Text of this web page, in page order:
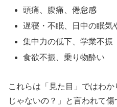
頭痛、腹痛、倦怠感
遅寝・不眠、日中の眠気
集中力の低下、学業不振
食欲不振、乗り物酔い
これらは「見た目」ではわ
じゃないの？」と言われて傷